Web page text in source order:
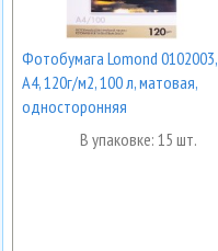
Фотобумага Lomond 0102003,
А4, 120г/м2, 100 л, матовая,
односторонняя
В упаковке: 15 шт.